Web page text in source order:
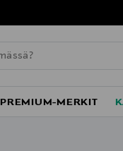
PREMIUM-MERKIT